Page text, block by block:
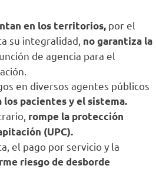
en los territorios, por el
su integralidad, no garantiza la
de agencia para el
en diversos agentes públicos
pacientes y el sistema.
rompe la protección
(UPC).
el pago por servicio y la
riesgo de desborde